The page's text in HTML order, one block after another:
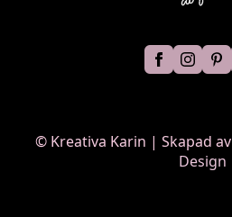
© Kreativa Karin | Skapad av
Design